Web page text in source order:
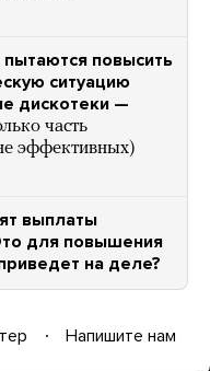
пытаются повысить
ситуацию
дискотеки —
часть
эффективных)
выплаты
для повышения
на деле?
Напишите нам